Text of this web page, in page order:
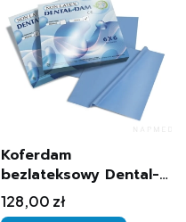
Koferdam
bezlateksowy Dental-
Dam Cerkamed 36szt.
Cena
128,00 zł